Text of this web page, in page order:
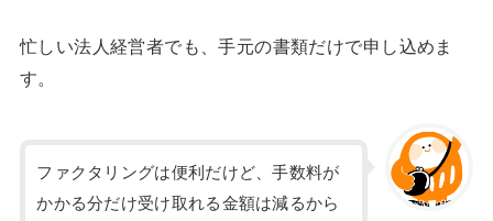
忙しい法人経営者でも、手元の書類だけで申し込めま
す。
ファクタリングは便利だけど、手数料が
かかる分だけ受け取れる金額は減るから